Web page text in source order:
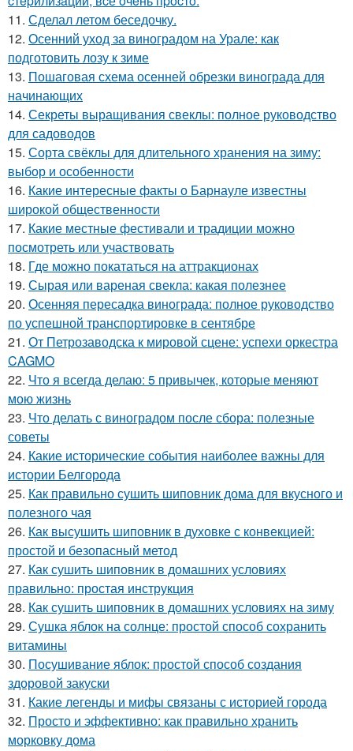
11. Сделал летом беседочку.
12. Осенний уход за виноградом на Урале: как
подготовить лозу к зиме
13. Пошаговая схема осенней обрезки винограда для
начинающих
14. Секреты выращивания свеклы: полное руководство
для садоводов
15. Сорта свёклы для длительного хранения на зиму:
выбор и особенности
16. Какие интересные факты о Барнауле известны
широкой общественности
17. Какие местные фестивали и традиции можно
посмотреть или участвовать
18. Где можно покататься на аттракционах
19. Сырая или вареная свекла: какая полезнее
20. Осенняя пересадка винограда: полное руководство
по успешной транспортировке в сентябре
21. От Петрозаводска к мировой сцене: успехи оркестра
CAGMO
22. Что я всегда делаю: 5 привычек, которые меняют
мою жизнь
23. Что делать с виноградом после сбора: полезные
советы
24. Какие исторические события наиболее важны для
истории Белгорода
25. Как правильно сушить шиповник дома для вкусного и
полезного чая
26. Как высушить шиповник в духовке с конвекцией:
простой и безопасный метод
27. Как сушить шиповник в домашних условиях
правильно: простая инструкция
28. Как сушить шиповник в домашних условиях на зиму
29. Сушка яблок на солнце: простой способ сохранить
витамины
30. Посушивание яблок: простой способ создания
здоровой закуски
31. Какие легенды и мифы связаны с историей города
32. Просто и эффективно: как правильно хранить
морковку дома